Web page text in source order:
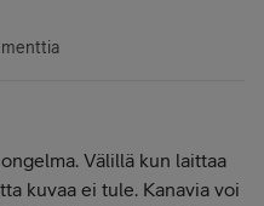
Välillä kun laittaa
kuvaa ei tule. Kanavia voi